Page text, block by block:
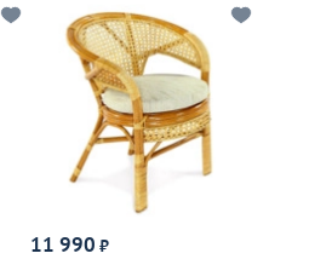
11 990 ₽